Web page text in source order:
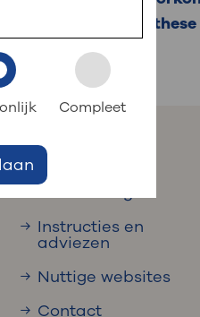
kunnen
een
Aandoeningen
Instructies en
adviezen
Nuttige websites
Contact
Compleet